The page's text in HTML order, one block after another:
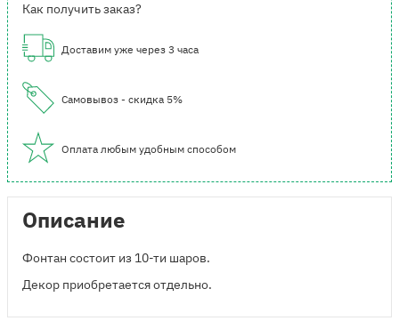
Как получить заказ?
Доставим уже через 3 часа
Самовывоз - скидка 5%
Оплата любым удобным способом
Описание
Фонтан состоит из 10-ти шаров.
Декор приобретается отдельно.